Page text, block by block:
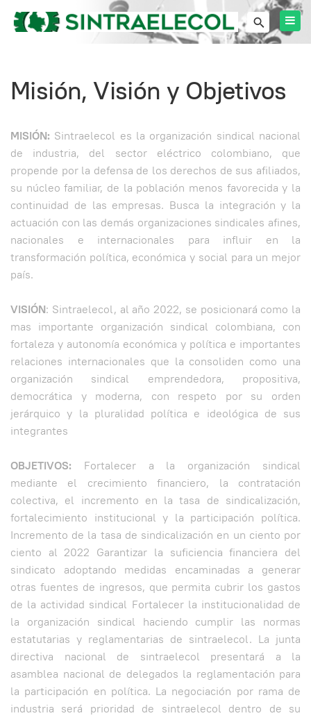
Misión, Visión y Objetivos
MISIÓN: Sintraelecol es la organización sindical nacional
de industria, del sector eléctrico colombiano, que
propende por la defensa de los derechos de sus afiliados,
su núcleo familiar, de la población menos favorecida y la
continuidad de las empresas. Busca la integración y la
actuación con las demás organizaciones sindicales afines,
nacionales e internacionales para influir en la
transformación política, económica y social para un mejor
país.
VISIÓN: Sintraelecol, al año 2022, se posicionará como la
mas importante organización sindical colombiana, con
fortaleza y autonomía económica y política e importantes
relaciones internacionales que la consoliden como una
organización sindical emprendedora, propositiva,
democrática y moderna, con respeto por su orden
jerárquico y la pluralidad política e ideológica de sus
integrantes
OBJETIVOS: Fortalecer a la organización sindical
mediante el crecimiento financiero, la contratación
colectiva, el incremento en la tasa de sindicalización,
fortalecimiento institucional y la participación política.
Incremento de la tasa de sindicalización en un ciento por
ciento al 2022 Garantizar la suficiencia financiera del
sindicato adoptando medidas encaminadas a generar
otras fuentes de ingresos, que permita cubrir los gastos
de la actividad sindical Fortalecer la institucionalidad de
la organización sindical haciendo cumplir las normas
estatutarias y reglamentarias de sintraelecol. La junta
directiva nacional de sintraelecol presentará a la
asamblea nacional de delegados la reglamentación para
la participación en política. La negociación por rama de
industria será prioridad de sintraelecol dentro de su